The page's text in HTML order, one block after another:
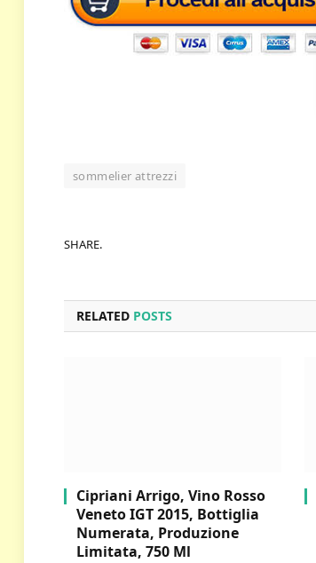
sommelier attrezzi
SHARE.
RELATED POSTS
Cipriani Arrigo, Vino Rosso
Veneto IGT 2015, Bottiglia
Numerata, Produzione
Limitata, 750 Ml